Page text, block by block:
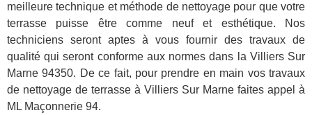
meilleure technique et méthode de nettoyage pour que votre
terrasse puisse être comme neuf et esthétique. Nos
techniciens seront aptes à vous fournir des travaux de
qualité qui seront conforme aux normes dans la Villiers Sur
Marne 94350. De ce fait, pour prendre en main vos travaux
de nettoyage de terrasse à Villiers Sur Marne faites appel à
ML Maçonnerie 94.